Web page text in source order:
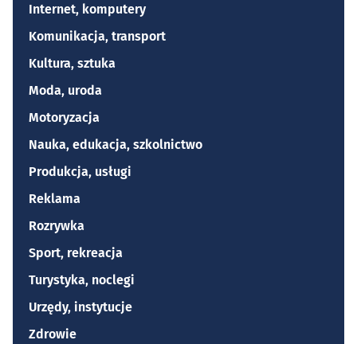
Internet, komputery
Komunikacja, transport
Kultura, sztuka
Moda, uroda
Motoryzacja
Nauka, edukacja, szkolnictwo
Produkcja, usługi
Reklama
Rozrywka
Sport, rekreacja
Turystyka, noclegi
Urzędy, instytucje
Zdrowie